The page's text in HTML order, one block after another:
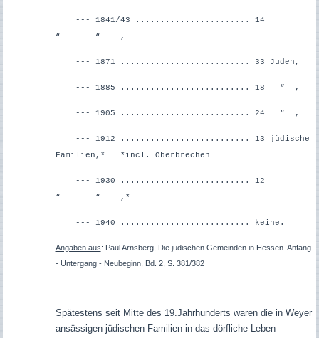
--- 1841/43 ....................... 14
“ “ ,
--- 1871 .......................... 33 Juden,
--- 1885 .......................... 18 “ ,
--- 1905 .......................... 24 “ ,
--- 1912 .......................... 13 jüdische
Familien,* *incl. Oberbrechen
--- 1930 .......................... 12
“ “ ,*
--- 1940 .......................... keine.
Angaben aus: Paul Arnsberg, Die jüdischen Gemeinden in Hessen. Anfang
- Untergang - Neubeginn, Bd. 2, S. 381/382
Spätestens seit Mitte des 19.Jahrhunderts waren die in Weyer
ansässigen jüdischen Familien in das dörfliche Leben